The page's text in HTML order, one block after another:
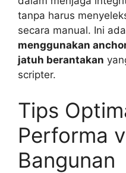
tanpa harus
secara manual. Ini
menggunakan
jatuh berantakan
scripter.
Tips
Performa
Bangunan